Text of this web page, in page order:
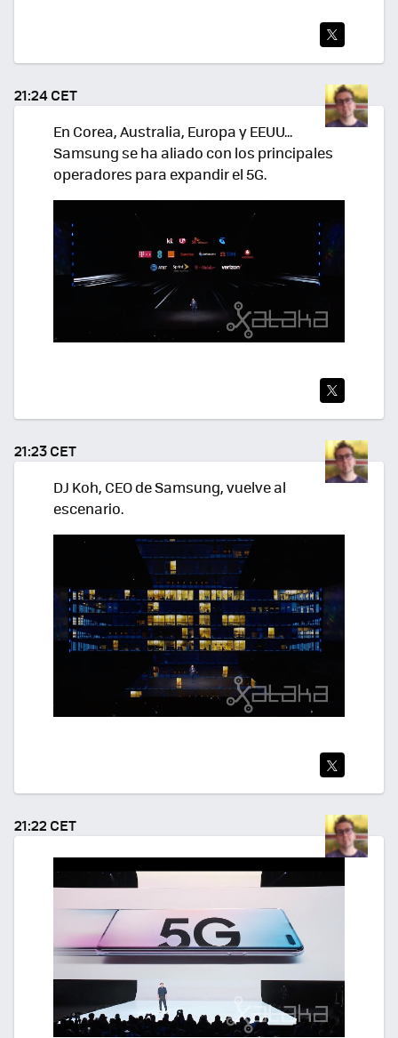
TEA
R
21:24 CET
En Corea, Australia, Europa y EEUU...
Samsung se ha aliado con los principales
operadores para expandir el 5G.
TEA
R
21:23 CET
DJ Koh, CEO de Samsung, vuelve al
escenario.
TWI
TEA
R
21:22 CET